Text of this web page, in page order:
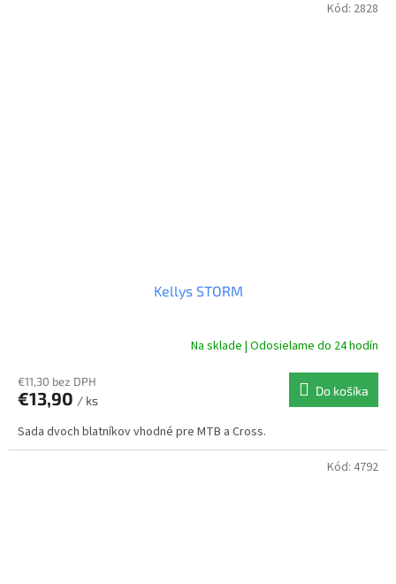
Kellys STORM
Na sklade | Odosielame do 24 hodín
€11,30 bez DPH
€13,90 / ks
Do košíka
Sada dvoch blatníkov vhodné pre MTB a Cross.
Kód: 2828
Kód: 4792